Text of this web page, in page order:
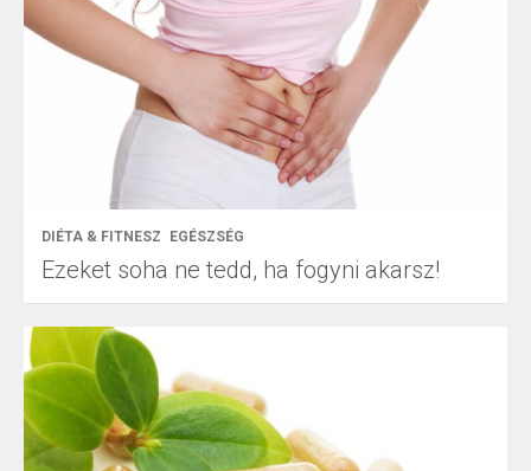
DIÉTA & FITNESZ EGÉSZSÉG
Ezeket soha ne tedd, ha fogyni akarsz!